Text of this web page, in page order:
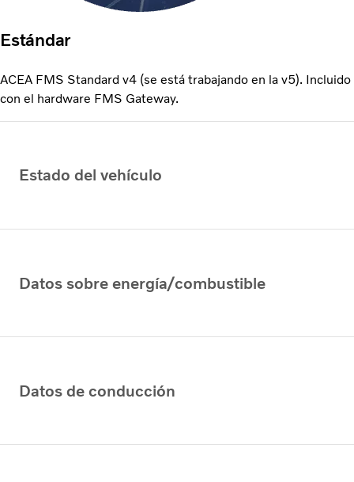
Estándar
ACEA FMS Standard v4 (se está trabajando en la v5). Incluido
con el hardware FMS Gateway.
Estado del vehículo
Datos sobre energía/combustible
Datos de conducción